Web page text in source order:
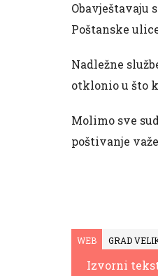
Obavještavaju
Poštanske
Nadležne
otklonio u što
Molimo sve
poštivanje
WEB GRAD
Izvorni